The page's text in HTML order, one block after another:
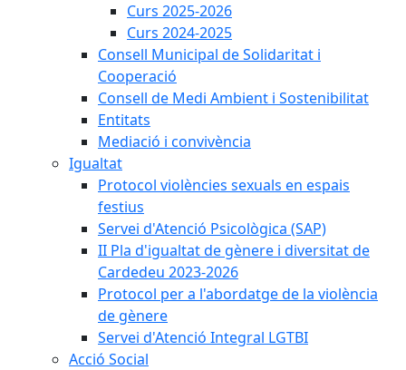
Curs 2025-2026
Curs 2024-2025
Consell Municipal de Solidaritat i
Cooperació
Consell de Medi Ambient i Sostenibilitat
Entitats
Mediació i convivència
Igualtat
Protocol violències sexuals en espais
festius
Servei d'Atenció Psicològica (SAP)
II Pla d'igualtat de gènere i diversitat de
Cardedeu 2023-2026
Protocol per a l'abordatge de la violència
de gènere
Servei d'Atenció Integral LGTBI
Acció Social